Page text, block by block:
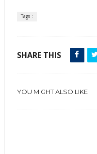
Tags :
SHARE THIS
YOU MIGHT ALSO LIKE